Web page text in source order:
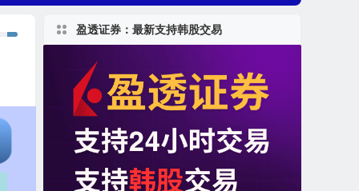
盈透证券：最新支持韩股交易